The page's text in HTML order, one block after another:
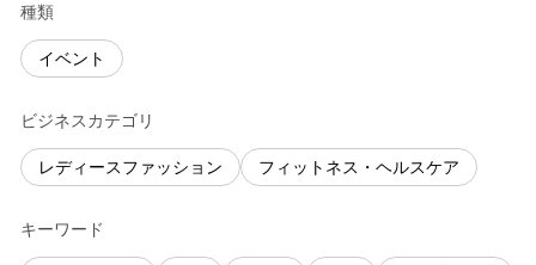
種類
イベント
ビジネスカテゴリ
レディースファッション フィットネス・ヘルスケア
キーワード